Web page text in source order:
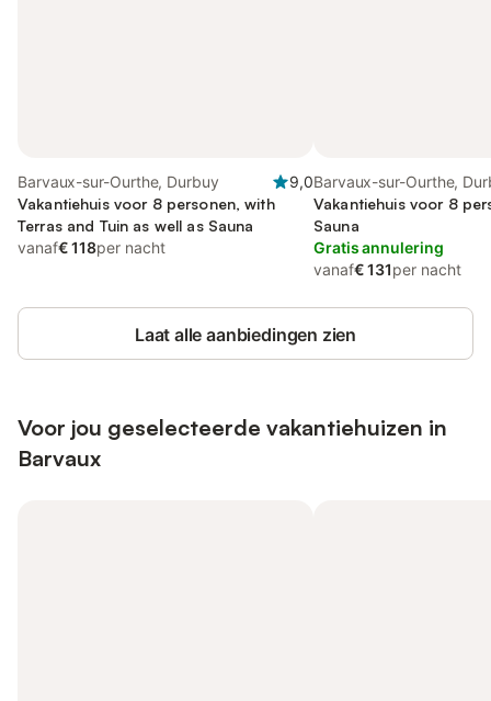
Barvaux-sur-Ourthe, Durbuy
9,0
Vakantiehuis voor 8 personen, with
Terras and Tuin as well as Sauna
vanaf€ 118per nacht
Barvaux-sur-Ourthe,
Vakantiehuis voor 8
Sauna
Gratis annulering
vanaf€ 131per nacht
Laat alle aanbiedingen zien
Voor jou geselecteerde vakantiehuizen in
Barvaux